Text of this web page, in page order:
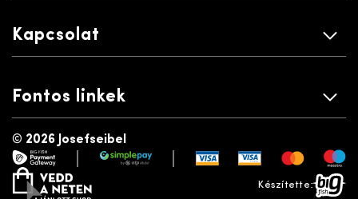
Kapcsolat
Fontos linkek
© 2026 Josefseibel
payment gatewaysimplepay
vedd a neten
Készítette:bigfish